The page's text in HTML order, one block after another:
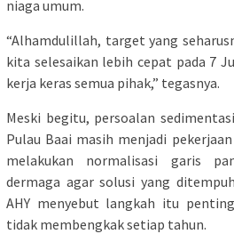
niaga umum.
“Alhamdulillah, target yang
kita selesaikan lebih cepat pada 7
kerja keras semua pihak,” tegasnya.
Meski begitu, persoalan
Pulau Baai masih menjadi
melakukan normalisasi garis
dermaga agar solusi yang
AHY menyebut langkah itu
tidak membengkak setiap tahun.